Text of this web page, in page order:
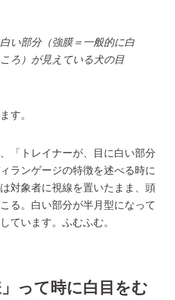
い部分（強膜＝一般的に白
ろ）が見えている犬の目
す。
「トレイナーが、目に白い部分
ランゲージの特徴を述べる時に
対象者に視線を置いたまま、頭
る。白い部分が半月型になって
ています。ふむふむ。
」って時に白目をむ